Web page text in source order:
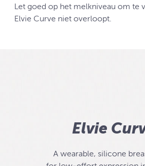
Let goed op het melkniveau om te
Elvie Curve niet overloopt.
Elvie
A wearable, silicone